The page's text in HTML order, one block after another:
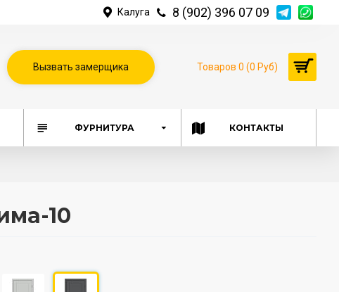
Калуга 8 (902) 396 07 09
Вызвать замерщика Товаров 0 (0 Руб)
ФУРНИТУРА КОНТАКТЫ
10